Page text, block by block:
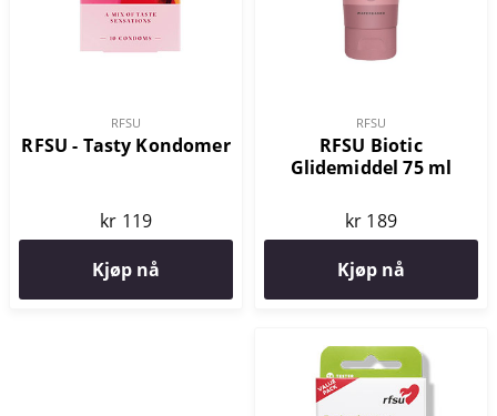
RFSU
RFSU - Tasty Kondomer
kr 119
Kjøp nå
RFSU
RFSU Biotic
Glidemiddel 75 ml
kr 189
Kjøp nå